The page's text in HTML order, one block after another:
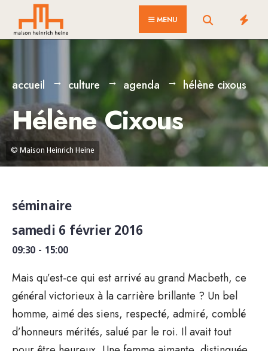
content
MENU
© Maison Heinrich Heine
accueil culture agenda hélène cixous
Hélène Cixous
séminaire
samedi 6 février 2016
09:30 - 15:00
Mais qu’est-ce qui est arrivé au grand Macbeth, ce
général victorieux à la carrière brillante ? Un bel
homme, aimé des siens, respecté, admiré, comblé
d’honneurs mérités, salué par le roi. Il avait tout